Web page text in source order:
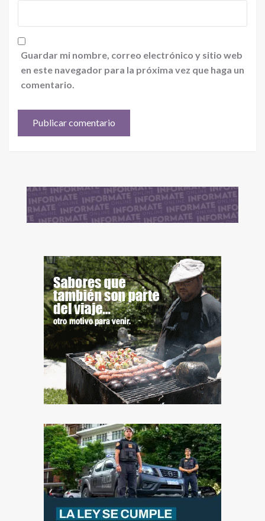
Guardar mi nombre, correo electrónico y sitio web
en este navegador para la próxima vez que haga un
comentario.